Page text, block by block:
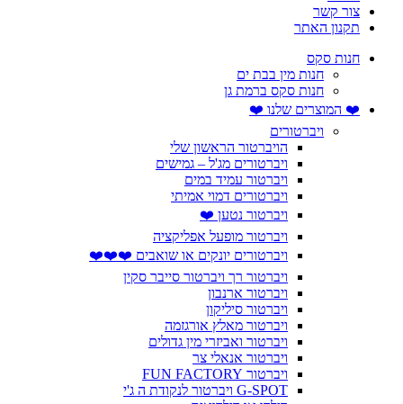
צור קשר
תקנון האתר
חנות סקס
חנות מין בבת ים
חנות סקס ברמת גן
❤️ המוצרים שלנו ❤️
ויברטורים
הויברטור הראשון שלי
ויברטורים מג'ל – גמישים
ויברטור עמיד במים
ויברטורים דמוי אמיתי
ויברטור נטען ❤️
ויברטור מופעל אפליקציה
ויברטורים יונקים או שואבים ❤️❤️❤️
ויברטור רך ויברטור סייבר סקין
ויברטור ארנבון
ויברטור סיליקון
ויברטור מאלץ אורגזמה
ויברטור ואביזרי מין גדולים
ויברטור אנאלי צר
ויברטור FUN FACTORY
G-SPOT ויברטור לנקודת ה ג'י